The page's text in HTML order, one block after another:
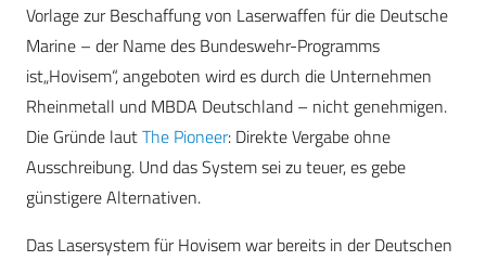
Vorlage zur Beschaffung von Laserwaffen für die Deutsche
Marine – der Name des Bundeswehr-Programms
ist„Hovisem“, angeboten wird es durch die Unternehmen
Rheinmetall und MBDA Deutschland – nicht genehmigen.
Die Gründe lautThe Pioneer: Direkte Vergabe ohne
Ausschreibung. Und das System sei zu teuer, es gebe
günstigere Alternativen.
Das Lasersystem für Hovisem war bereits in der Deutschen